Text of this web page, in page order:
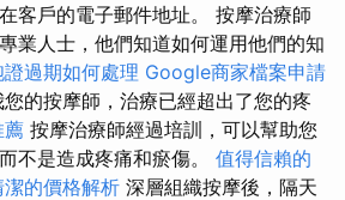
客戶的電子郵件地址。 按摩治療師
業人士，他們知道如何運用他們的知
證過期如何處理 Google商家檔案申請
您的按摩師，治療已經超出了您的疼
薦 按摩治療師經過培訓，可以幫助您
不是造成疼痛和瘀傷。 值得信賴的
潔的價格解析 深層組織按摩後，隔天